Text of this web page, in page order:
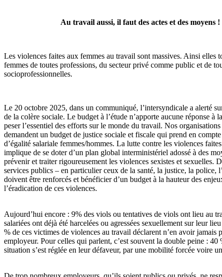
Au travail aussi, il faut des actes et des moyens !
Les violences faites aux femmes au travail sont massives. Ainsi elles
femmes de toutes professions, du secteur privé comme public et de
socioprofessionnelles.
Le 20 octobre 2025, dans un communiqué, l’intersyndicale a alerté
de la colère sociale. Le budget à l’étude n’apporte aucune réponse à
peser l’essentiel des efforts sur le monde du travail. Nos
demandent un budget de justice sociale et fiscale qui prend en
d’égalité salariale femmes/hommes. La lutte contre les violences
implique de se doter d’un plan global interministériel adossé à des
prévenir et traiter rigoureusement les violences sexistes et sexuelles.
services publics – en particulier ceux de la santé, la justice, la police,
doivent être renforcés et bénéficier d’un budget à la hauteur des
l’éradication de ces violences.
Aujourd’hui encore : 9% des viols ou tentatives de viols ont lieu au
salariées ont déjà été harcelées ou agressées sexuellement sur leur
% de ces victimes de violences au travail déclarent n’en avoir jamais
employeur. Pour celles qui parlent, c’est souvent la double peine : 40
situation s’est réglée en leur défaveur, par une mobilité forcée voire